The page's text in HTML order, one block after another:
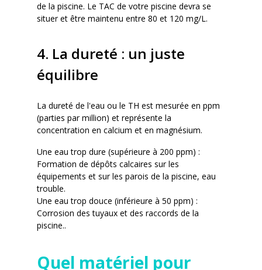
de la piscine. Le TAC de votre piscine devra se
situer et être maintenu entre 80 et 120 mg/L.
4. La dureté : un juste
équilibre
La dureté de l'eau ou le TH est mesurée en ppm
(parties par million) et représente la
concentration en calcium et en magnésium.
Une eau trop dure (supérieure à 200 ppm) :
Formation de dépôts calcaires sur les
équipements et sur les parois de la piscine, eau
trouble.
Une eau trop douce (inférieure à 50 ppm) :
Corrosion des tuyaux et des raccords de la
piscine..
Quel matériel pour